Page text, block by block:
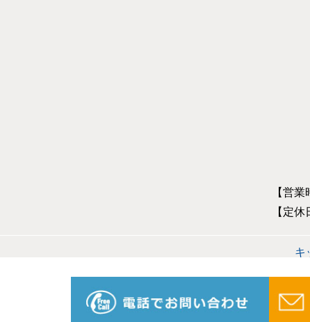
【営業
【定休
キ